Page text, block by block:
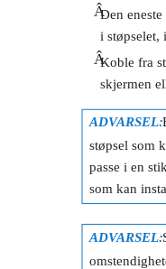
ÂDen
i støpselet,
ÂKoble fra
skjermen
støpsel som
passe i en
som kan